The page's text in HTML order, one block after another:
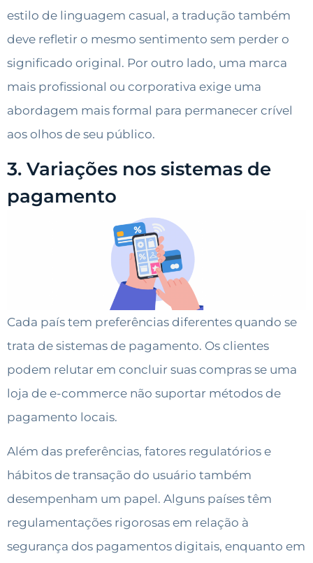
estilo de linguagem casual, a tradução também
deve refletir o mesmo sentimento sem perder o
significado original. Por outro lado, uma marca
mais profissional ou corporativa exige uma
abordagem mais formal para permanecer crível
aos olhos de seu público.
3. Variações nos sistemas de
pagamento
Cada país tem preferências diferentes quando se
trata de sistemas de pagamento. Os clientes
podem relutar em concluir suas compras se uma
loja de e-commerce não suportar métodos de
pagamento locais.
Além das preferências, fatores regulatórios e
hábitos de transação do usuário também
desempenham um papel. Alguns países têm
regulamentações rigorosas em relação à
segurança dos pagamentos digitais, enquanto em